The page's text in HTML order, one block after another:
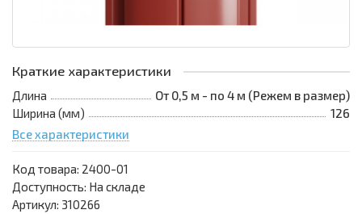
Краткие характеристики
Длина
От 0,5 м - по 4 м (Режем в размер)
Ширина (мм)
126
Все характеристики
Код товара: 2400-01
Доступность: На складе
Артикул: 310266